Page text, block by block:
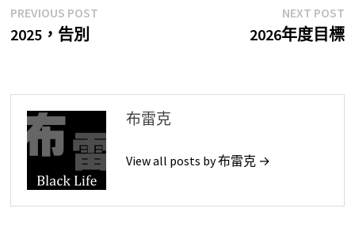
文
章
覽
PREVIOUS POSTPrevious
2025，告別
NEXT POST
2026年度目標
布雷克
View all posts by 布雷克 →